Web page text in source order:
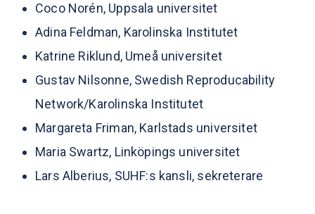
Coco Norén, Uppsala universitet
Adina Feldman, Karolinska Institutet
Katrine Riklund, Umeå universitet
Gustav Nilsonne, Swedish Reproducability
Network/Karolinska Institutet
Margareta Friman, Karlstads universitet
Maria Swartz, Linköpings universitet
Lars Alberius, SUHF:s kansli, sekreterare